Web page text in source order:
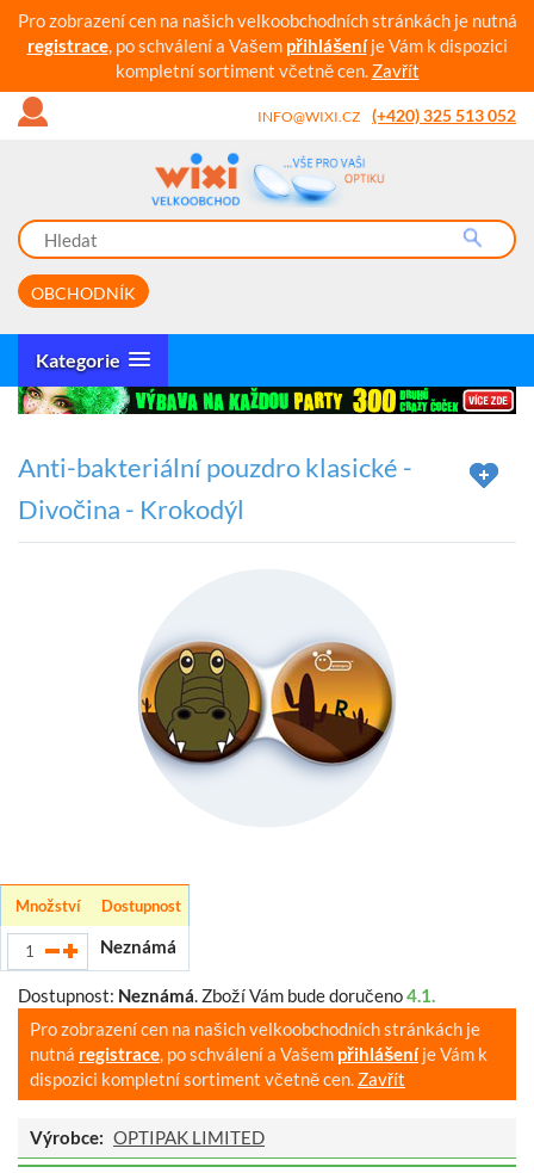
Pro zobrazení cen na našich velkoobchodních stránkách je nutná
registrace, po schválení a Vašem přihlášeníje Vám k dispozici
kompletní sortiment včetně cen. Zavřít
INFO@WIXI.CZ (+420) 325 513 052
OBCHODNÍK
Kategorie
Anti-bakteriální pouzdro klasické -
Divočina - Krokodýl
Množství Dostupnost
Neznámá
Dostupnost: Neznámá. Zboží Vám bude doručeno4.1.
Pro zobrazení cen na našich velkoobchodních stránkách je
nutná registrace, po schválení a Vašem přihlášeníje Vám k
dispozici kompletní sortiment včetně cen. Zavřít
Výrobce: OPTIPAK LIMITED